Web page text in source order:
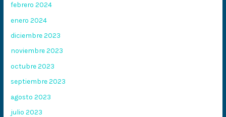
febrero 2024
enero 2024
diciembre 2023
noviembre 2023
octubre 2023
septiembre 2023
agosto 2023
julio 2023